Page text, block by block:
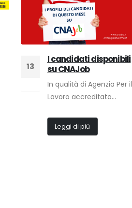
13
I candidati disponibili
su CNAJob
In qualità di Agenzia Per il
Lavoro accreditata...
Leggi di più